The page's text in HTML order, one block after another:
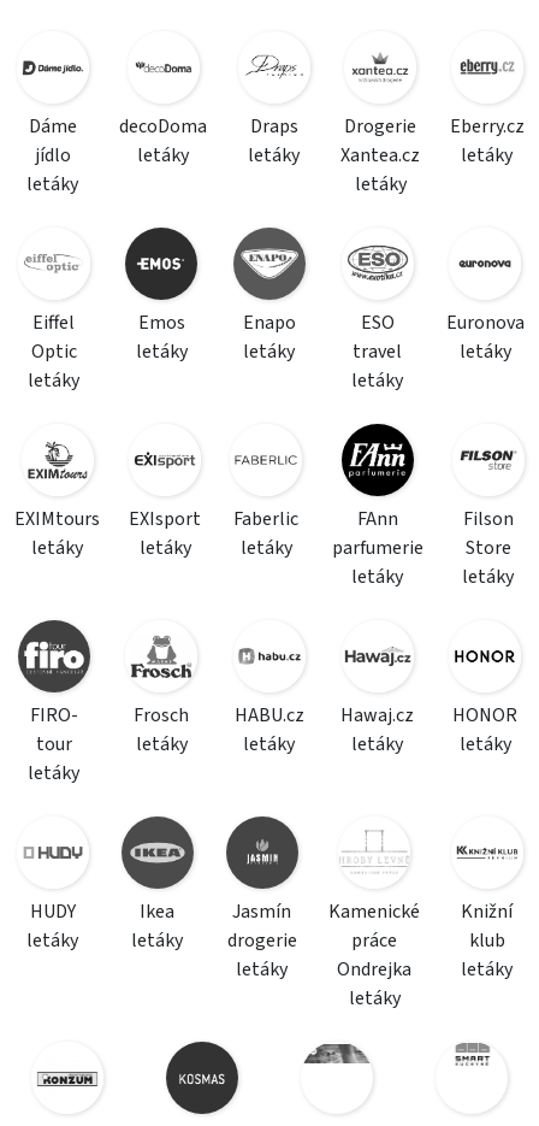
Dáme
jídlo
letáky
decoDoma
letáky
Draps
letáky
Drogerie
Xantea.cz
letáky
Eberry.cz
letáky
Eiffel
Optic
letáky
Emos
letáky
Enapo
letáky
ESO
travel
letáky
Euronova
letáky
EXIMtours
letáky
EXIsport
letáky
Faberlic
letáky
FAnn
parfumerie
letáky
Filson
Store
letáky
FIRO-
tour
letáky
Frosch
letáky
HABU.cz
letáky
Hawaj.cz
letáky
HONOR
letáky
HUDY
letáky
Ikea
letáky
Jasmín
drogerie
letáky
Kamenické
práce
Ondrejka
letáky
Knižní
klub
letáky